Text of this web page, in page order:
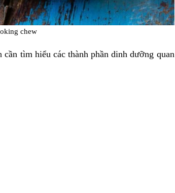
chew
tìm hiểu các thành phần dinh dưỡng quan